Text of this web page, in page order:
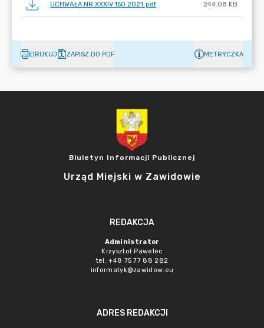
UCHWAŁA NR XXXIV.150.2021.pdf 244.08 KB
DRUKUJ ZAPISZ DO PDF METRYCZKA
Biuletyn Informacji Publicznej
Urząd Miejski w Zawidowie
REDAKCJA
Administrator
Krzysztof Pawelec
tel. +48 75 77 88 282
informatyk@zawidow.eu
ADRES REDAKCJI